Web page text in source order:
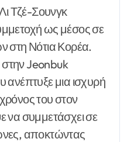
Τζέ-Σουνγκ
ως μέσος σε
στη Νότια Κορέα.
στην Jeonbuk
μια ισχυρή
του στον
να συμμετάσχει σε
αποκτώντας